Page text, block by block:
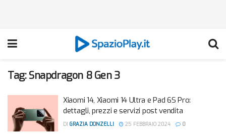
Tag:Snapdragon 8 Gen 3
Xiaomi 14, Xiaomi 14 Ultra e Pad 6S Pro:
dettagli, prezzi e servizi post vendita
DI GRAZIA DONZELLI 25 FEBBRAIO 2024 0